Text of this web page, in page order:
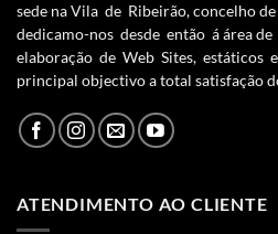
sede na Vila de Ribeirão, concelho
dedicamo-nos desde então á área
elaboração de Web Sites, estáticos
principal objectivo a total satisfação
ATENDIMENTO AO CLIENTE